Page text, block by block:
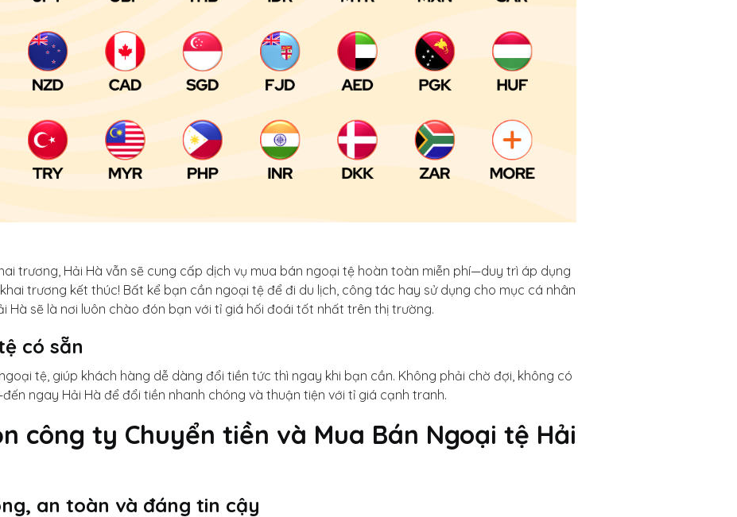
trương, Hải Hà vẫn sẽ cung cấp dịch vụ mua bán ngoại tệ hoàn toàn miễn phí—duy trì áp dụng
trương kết thúc! Bất kể bạn cần ngoại tệ để đi du lịch, công tác hay sử dụng cho mục cá nhân
Hà sẽ là nơi luôn chào đón bạn với tỉ giá hối đoái tốt nhất trên thị trường.
có sẵn
tệ, giúp khách hàng dễ dàng đổi tiền tức thì ngay khi bạn cần. Không phải chờ đợi, không có
ngay Hải Hà để đổi tiền nhanh chóng và thuận tiện với tỉ giá cạnh tranh.
công ty Chuyển tiền và Mua Bán Ngoại tệ Hải
an toàn và đáng tin cậy